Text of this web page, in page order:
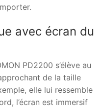
avec écran du
PD2200 s’élève au
de la taille
elle lui ressemble
l’écran est immersif